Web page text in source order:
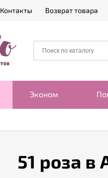
Контакты Возврат товара
Эконом
51 роза в